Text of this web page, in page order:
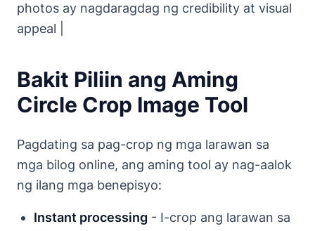
photos ay nagdaragdag ng credibility at visual
appeal |
Bakit Piliin ang Aming
Circle Crop Image Tool
Pagdating sa pag-crop ng mga larawan sa
mga bilog online, ang aming tool ay nag-aalok
ng ilang mga benepisyo:
Instant processing - I-crop ang larawan sa